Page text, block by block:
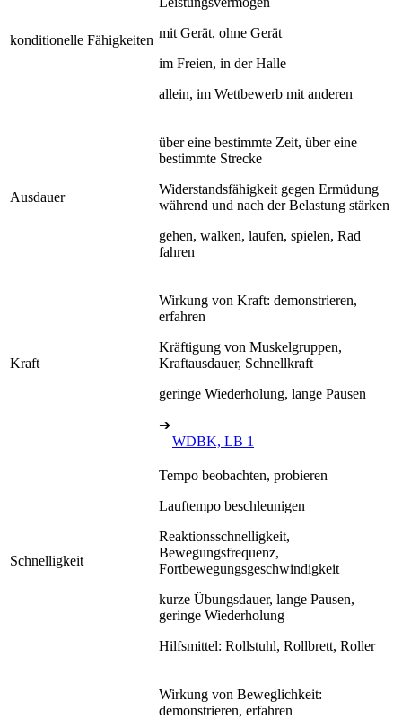
konditionelle Fähigkeiten mit Gerät, ohne Gerät
im Freien, in der Halle
allein, im Wettbewerb mit anderen
Ausdauer
über eine bestimmte Zeit, über eine
bestimmte Strecke
Widerstandsfähigkeit gegen Ermüdung
während und nach der Belastung stärken
gehen, walken, laufen, spielen, Rad
fahren
Kraft
Wirkung von Kraft: demonstrieren,
erfahren
Kräftigung von Muskelgruppen,
Kraftausdauer, Schnellkraft
geringe Wiederholung, lange Pausen
➔
WDBK, LB 1
Schnelligkeit
Tempo beobachten, probieren
Lauftempo beschleunigen
Reaktionsschnelligkeit,
Bewegungsfrequenz,
Fortbewegungsgeschwindigkeit
kurze Übungsdauer, lange Pausen,
geringe Wiederholung
Hilfsmittel: Rollstuhl, Rollbrett, Roller
Wirkung von Beweglichkeit:
demonstrieren, erfahren